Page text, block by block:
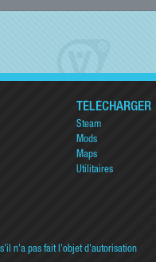
TÉLÉCHARGER
Steam
Mods
Maps
Utilitaires
n'a pas fait l'objet d'autorisation